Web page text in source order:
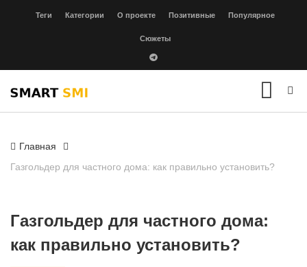
Теги Категории О проекте Позитивные Популярное
Сюжеты
Главная
Газгольдер для частного дома: как правильно установить?
Газгольдер для частного дома:
как правильно установить?